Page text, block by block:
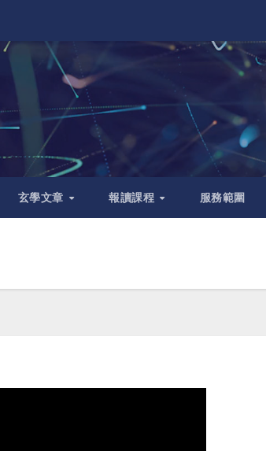
玄學文章 報讀課程 服務範圍